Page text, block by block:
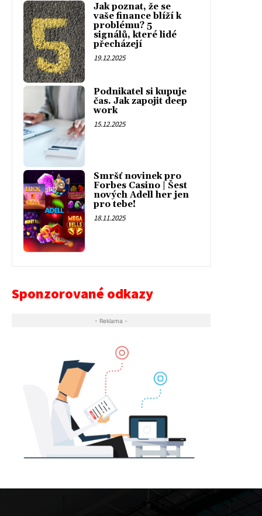
Jak poznat, že se
vaše finance blíží k
problému? 5
signálů, které lidé
přecházejí
19.12.2025
Podnikatel si kupuje
čas. Jak zapojit deep
work
15.12.2025
Smršť novinek pro
Forbes Casino | Šest
nových Adell her jen
pro tebe!
18.11.2025
Sponzorované odkazy
- Reklama -